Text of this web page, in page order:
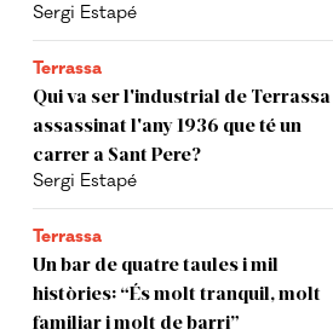
Sergi Estapé
Terrassa
Qui va ser l'industrial de Terrassa
assassinat l'any 1936 que té un
carrer a Sant Pere?
Sergi Estapé
Terrassa
Un bar de quatre taules i mil
històries: “És molt tranquil, molt
familiar i molt de barri”